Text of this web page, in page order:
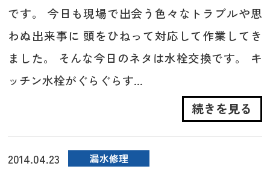
です。 今日も現場で出会う色々なトラブルや思
わぬ出来事に 頭をひねって対応して作業してき
ました。 そんな今日のネタは水栓交換です。 キ
ッチン水栓がぐらぐらす...
続きを見る
2014.04.23 漏水修理